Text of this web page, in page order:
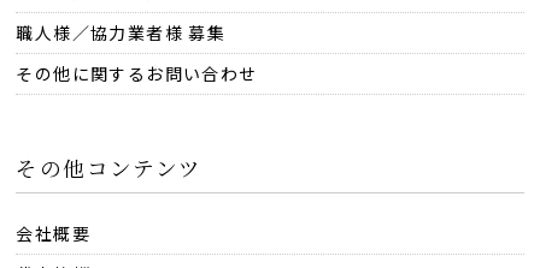
職人様／協力業者様 募集
その他に関するお問い合わせ
その他コンテンツ
会社概要